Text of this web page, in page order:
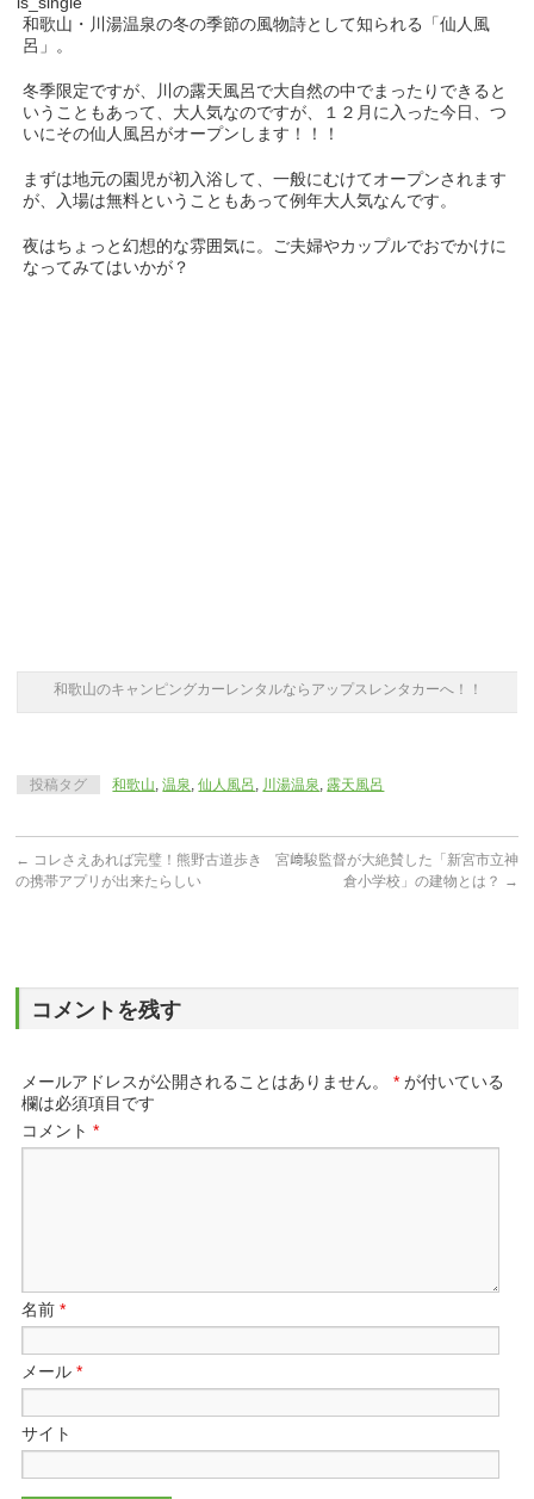
和歌山・川湯温泉の冬の季節の風物詩として知られる「仙人風
呂」。
冬季限定ですが、川の露天風呂で大自然の中でまったりできると
いうこともあって、大人気なのですが、１２月に入った今日、つ
いにその仙人風呂がオープンします！！！
まずは地元の園児が初入浴して、一般にむけてオープンされます
が、入場は無料ということもあって例年大人気なんです。
夜はちょっと幻想的な雰囲気に。ご夫婦やカップルでおでかけに
なってみてはいかが？
和歌山のキャンピングカーレンタルならアップスレンタカーへ！！
投稿タグ 和歌山,温泉,仙人風呂, 川湯温泉, 露天風呂
← コレさえあれば完璧！熊野古道歩き
の携帯アプリが出来たらしい
宮﨑駿監督が大絶賛した「新宮市立神
倉小学校」の建物とは？ →
コメントを残す
メールアドレスが公開されることはありません。 * が付いている
欄は必須項目です
コメント*
名前*
メール*
サイト